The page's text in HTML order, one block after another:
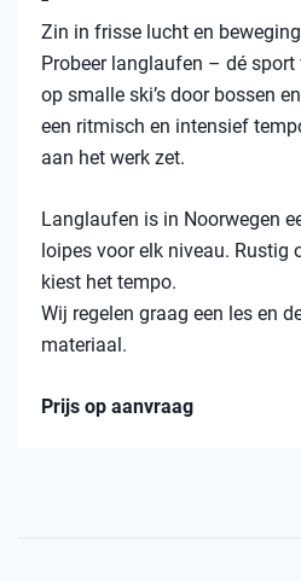
Zin in frisse lucht en
Probeer langlaufen – dé
op smalle ski’s door bossen
een ritmisch en intensief
aan het werk zet.
Langlaufen is in Noorwegen
loipes voor elk niveau.
kiest het tempo.
Wij regelen graag een les en
materiaal.
Prijs op aanvraag